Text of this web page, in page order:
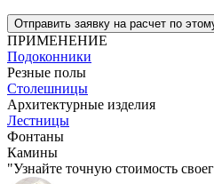
Отправить заявку на расчет по
ПРИМЕНЕНИЕ
Подоконники
Резные полы
Столешницы
Архитектурные изделия
Лестницы
Фонтаны
Камины
"Узнайте точную стоимость